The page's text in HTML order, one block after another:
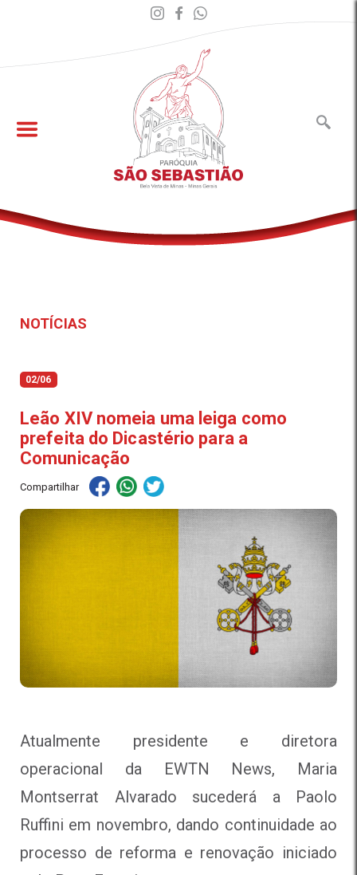
NOTÍCIAS
02/06
Leão XIV nomeia uma leiga como
prefeita do Dicastério para a
Comunicação
Compartilhar
Atualmente presidente e diretora
operacional da EWTN News, Maria
Montserrat Alvarado sucederá a Paolo
Ruffini em novembro, dando continuidade ao
processo de reforma e renovação iniciado